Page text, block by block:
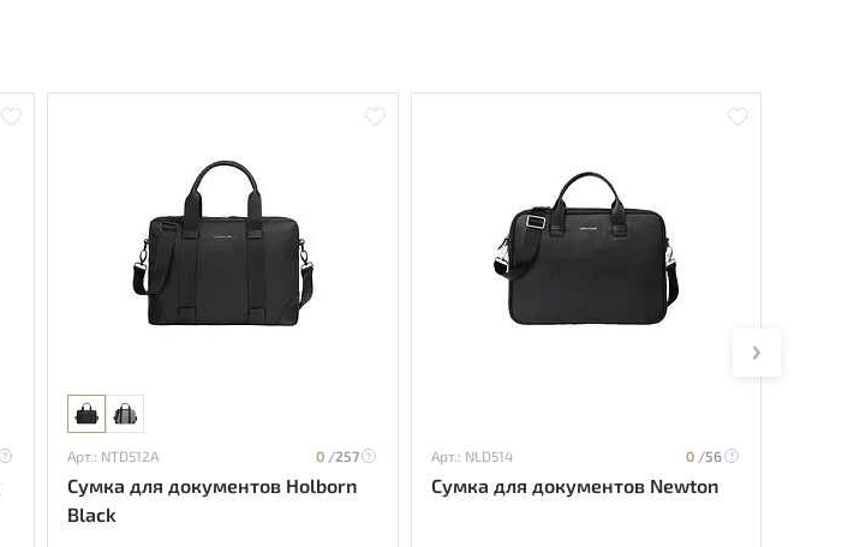
Арт.: NTD512A 0 /257
Сумка для документов Holborn
Black
Арт.: NLD514 0 /56
Сумка для документов Newton